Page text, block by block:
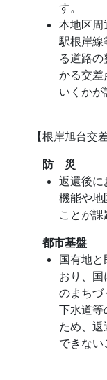
す。
本地区周
駅根岸線
る道路
かる交差
いくかが
【根岸旭台交
防 災
返還後に
機能や地
ことが課
都市基盤
国有地と
おり、
のまちづ
下水道等
ため、
できない